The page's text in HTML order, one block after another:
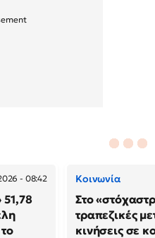
- 08:42
51,78
Κοινωνία
Στο
τραπεζικές
κινήσεις σε